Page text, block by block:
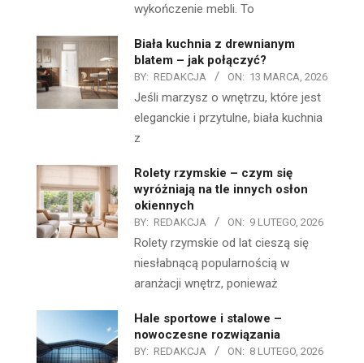
wykończenie mebli. To
Biała kuchnia z drewnianym
blatem – jak połączyć?
BY: REDAKCJA ON: 13 MARCA, 2026
Jeśli marzysz o wnętrzu, które jest
eleganckie i przytulne, biała kuchnia
z
Rolety rzymskie – czym się
wyróżniają na tle innych osłon
okiennych
BY: REDAKCJA ON: 9 LUTEGO, 2026
Rolety rzymskie od lat cieszą się
niesłabnącą popularnością w
aranżacji wnętrz, ponieważ
Hale sportowe i stalowe –
nowoczesne rozwiązania
BY: REDAKCJA ON: 8 LUTEGO, 2026